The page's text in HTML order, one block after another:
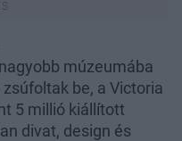
múzeumába
be, a Victoria
5 millió kiállított
divat, design és